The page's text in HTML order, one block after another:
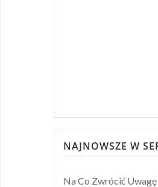
NAJNOWSZE W
Na Co Zwrócić